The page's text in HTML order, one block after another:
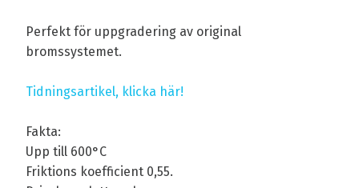
Perfekt för uppgradering av original
bromssystemet.
Tidningsartikel, klicka här!
Fakta:
Upp till 600°C
Friktions koefficient 0,55.